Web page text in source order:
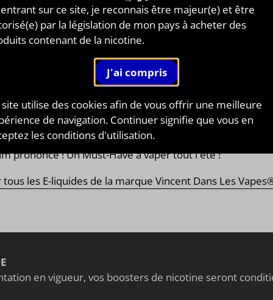
DANS LES VAPES®
VAPE 100% FRANÇAISE
Vincent Dans Les Vapes
arômes concentrésde qualité, le tout
en France ! Parmi leurs plus grandes
concentré "Poire" aux saveurs naturelles de poire
prononcé ! Un Must-Have à vaper tout l'été !
tous les E-liquides de la marque Vincent Dans Les
en vigueur, vos boosters de nicotine seront
entrant sur ce site, je reconnais être majeur(e) et être
par la législation de mon pays à acheter des
contenant de la nicotine.
site utilise des cookies afin de vous offrir une meilleure
de navigation. Continuer signifie que vous en
les conditions d'utilisation.